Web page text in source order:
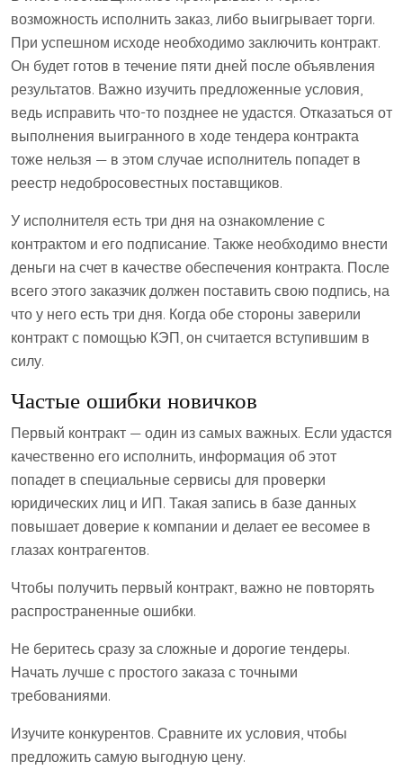
возможность исполнить заказ, либо выигрывает торги.
При успешном исходе необходимо заключить контракт.
Он будет готов в течение пяти дней после объявления
результатов. Важно изучить предложенные условия,
ведь исправить что-то позднее не удастся. Отказаться от
выполнения выигранного в ходе тендера контракта
тоже нельзя — в этом случае исполнитель попадет в
реестр недобросовестных поставщиков.
У исполнителя есть три дня на ознакомление с
контрактом и его подписание. Также необходимо внести
деньги на счет в качестве обеспечения контракта. После
всего этого заказчик должен поставить свою подпись, на
что у него есть три дня. Когда обе стороны заверили
контракт с помощью КЭП, он считается вступившим в
силу.
Частые ошибки новичков
Первый контракт — один из самых важных. Если удастся
качественно его исполнить, информация об этот
попадет в специальные сервисы для проверки
юридических лиц и ИП. Такая запись в базе данных
повышает доверие к компании и делает ее весомее в
глазах контрагентов.
Чтобы получить первый контракт, важно не повторять
распространенные ошибки.
Не беритесь сразу за сложные и дорогие тендеры.
Начать лучше с простого заказа с точными
требованиями.
Изучите конкурентов. Сравните их условия, чтобы
предложить самую выгодную цену.